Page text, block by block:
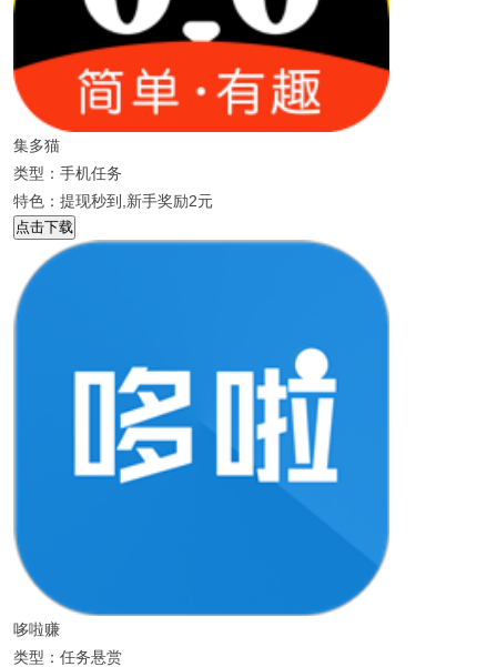
集多猫
类型：手机任务
特色：提现秒到,新手奖励2元
点击下载
哆啦赚
类型：任务悬赏